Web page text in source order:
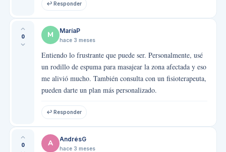
↩ Responder
0 M MaríaP
hace 3 meses
Entiendo lo frustrante que puede ser. Personalmente, usé
un rodillo de espuma para masajear la zona afectada y eso
me alivió mucho. También consulta con un fisioterapeuta,
pueden darte un plan más personalizado.
↩ Responder
0 A AndrésG
hace 3 meses